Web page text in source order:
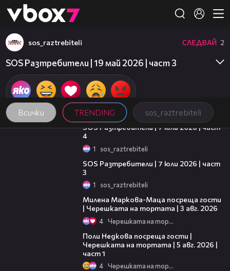
👾
Всички TRENDING sos_raztrebiteli
sos_raztrebiteli СЛЕДВАЙ 2
SOS Разтребители | 19 май 2026 | част 3
15:13
SOS Разтребители | 7 юли 2026 | част
4
1 sos_raztrebiteli
SOS Разтребители | 7 юли 2026 | част
3
1 sos_raztrebiteli
Милена Маркова-Маца посреща гости
| Черешката на тортата | 3 авг. 2026
4 Черешката на тортата
Поли Недкова посреща гости |
Черешката на тортата | 5 авг. 2026 |
част 1
4 Черешката на тортата